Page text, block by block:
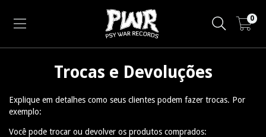
0
Trocas e Devoluções
Explique em detalhes como seus clientes podem fazer trocas. Por
exemplo:
Você pode trocar ou devolver os produtos comprados: